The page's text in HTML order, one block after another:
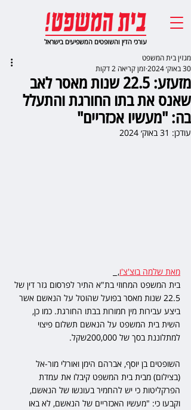
עורכי הדין והשופטים המשפיעים בישראל
מזעזע: 22.5 שנות מאסר לאב
שאנס את בתו החורגת והתעלל
בה: "מעשיו אכזריים"
מגזין בית המשפט
30 באוק׳ 2024
זמן קריאה 2 דקות
עודכן: 31 באוק׳ 2024
מאת שלמה בוצ'צ'ו,
בית המשפט המחוזי בת"א התיר לפרסום גזר דין של
22.5 שנות מאסר בפועל שהוטל על הנאשם אשר
ביצע עבירות מין חמורות בבתו החורגת. כמו כן,
השית בית המשפט על הנאשם תשלום פיצוי
למתלוננת בסך של 200,000שקל.
השופטים בן יוסף, אברהם הימן ואורלי מור-אל
(בצילום) מבית בית המשפט קיבלו את עמדת
הפרקליטות כי יש להחמיר בעונשו של הנאשם,
וקבעו כי: "מעשיו האכזריים של הנאשם, לא באו